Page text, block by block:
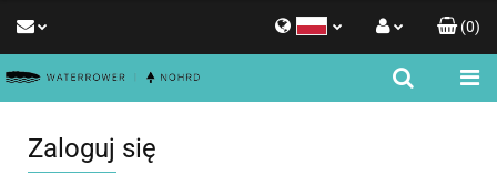
Zaloguj się
(0)
Zaloguj się